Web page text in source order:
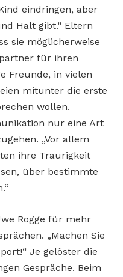
eindringen, aber
Halt gibt.“ Eltern
sie möglicherweise
für ihren
Freunde, in vielen
mitunter die erste
wollen.
nur eine Art
„Vor allem
ihre Traurigkeit
über bestimmte
Rogge für mehr
„Machen Sie
Je gelöster die
Gespräche. Beim